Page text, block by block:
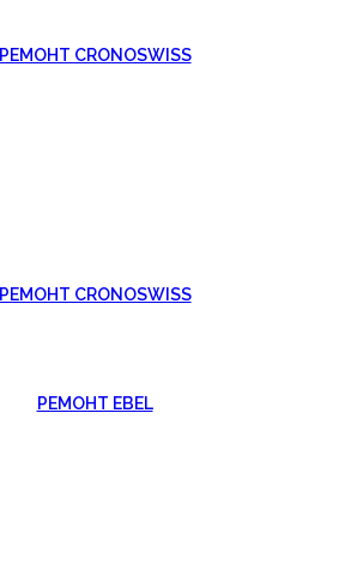
РЕМОНТ CRONOSWISS
РЕМОНТ CRONOSWISS
РЕМОНТ EBEL